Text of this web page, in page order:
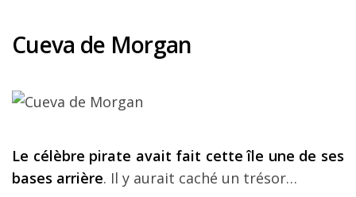
Cueva de Morgan
Le célèbre pirate avait fait cette île une de ses
bases arrière. Il y aurait caché un trésor…